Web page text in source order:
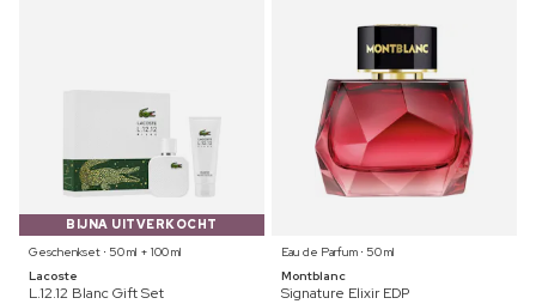
BIJNA UITVERKOCHT
Geschenkset ⋅ 50 ml + 100 ml
Lacoste
L.12.12 Blanc Gift Set
Eau de Parfum ⋅ 50 ml
Montblanc
Signature Elixir EDP